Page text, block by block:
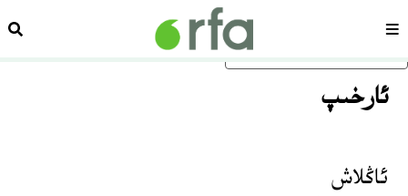
ئاساسلىق مەزمۇنغا ئاتلاڭسەھىپە
ﺋﺎﺭﺧﯩﭗ
ئاڭلاش